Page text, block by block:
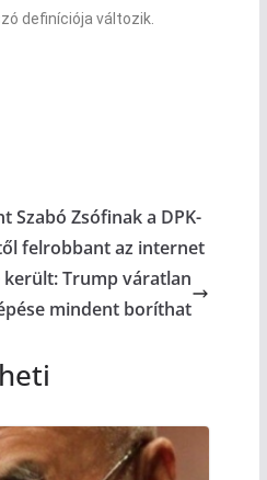
definíciója változik.
Szabó Zsófinak a DPK-
felrobbant az internet
Trump váratlan
mindent boríthat